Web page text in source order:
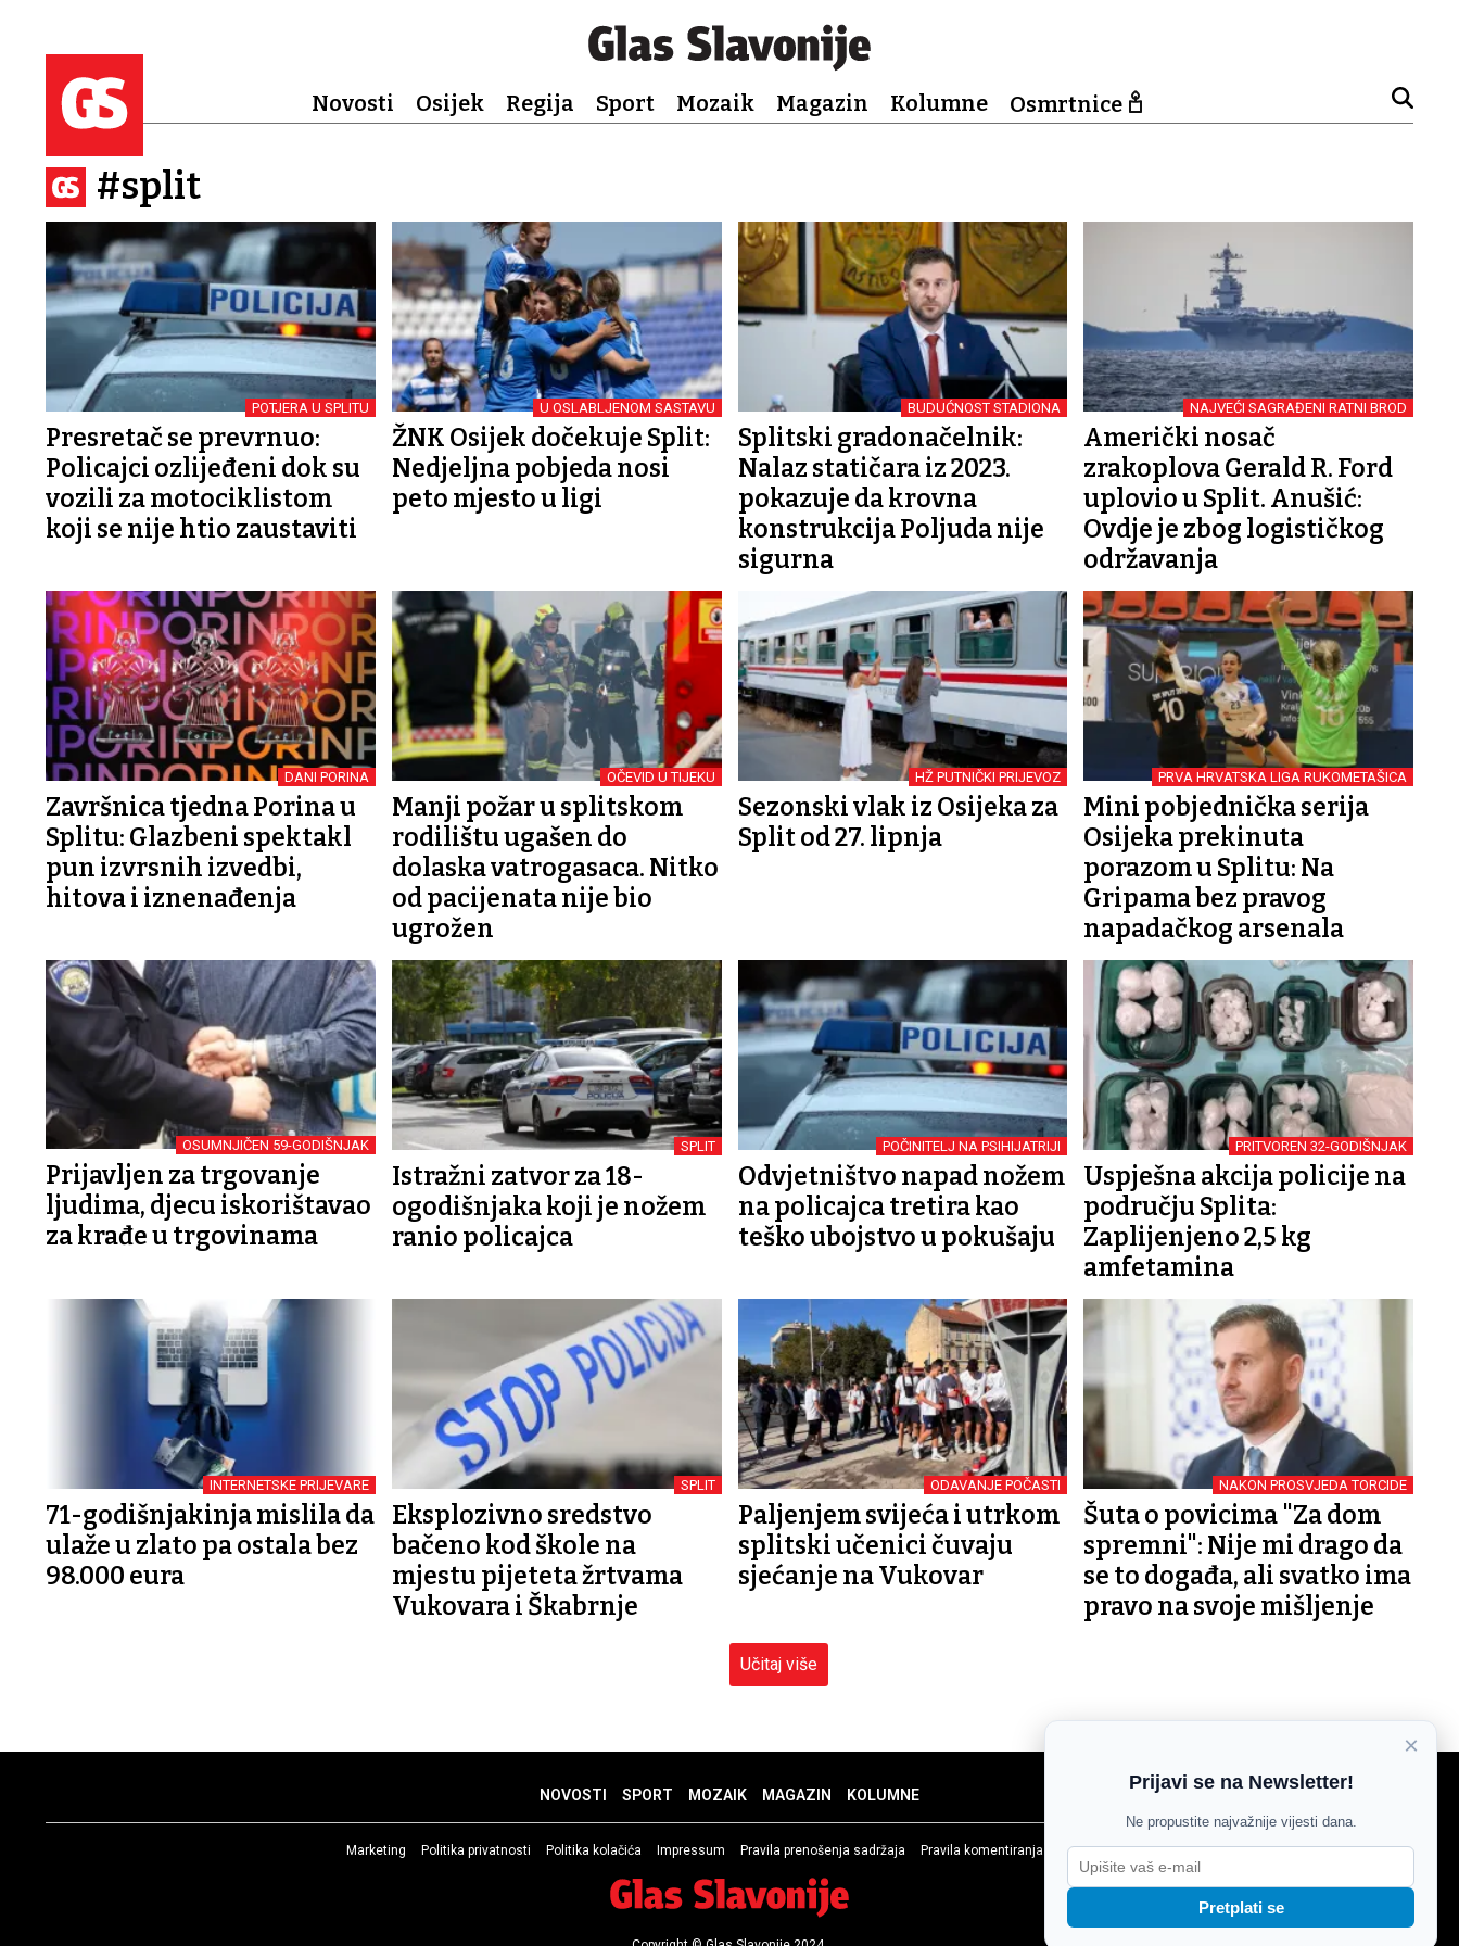
Novosti Osijek Regija Sport Mozaik Magazin Kolumne Osmrtnice
#split
POTJERA U SPLITU
Presretač se prevrnuo:
Policajci ozlijeđeni dok su
vozili za motociklistom
koji se nije htio zaustaviti
U OSLABLJENOM SASTAVU
ŽNK Osijek dočekuje Split:
Nedjeljna pobjeda nosi
peto mjesto u ligi
BUDUĆNOST STADIONA
Splitski gradonačelnik:
Nalaz statičara iz 2023.
pokazuje da krovna
konstrukcija Poljuda nije
sigurna
NAJVEĆI SAGRAĐENI RATNI BROD
Američki nosač
zrakoplova Gerald R. Ford
uplovio u Split. Anušić:
Ovdje je zbog logističkog
održavanja
DANI PORINA
Završnica tjedna Porina u
Splitu: Glazbeni spektakl
pun izvrsnih izvedbi,
hitova i iznenađenja
OČEVID U TIJEKU
Manji požar u splitskom
rodilištu ugašen do
dolaska vatrogasaca. Nitko
od pacijenata nije bio
ugrožen
HŽ PUTNIČKI PRIJEVOZ
Sezonski vlak iz Osijeka za
Split od 27. lipnja
PRVA HRVATSKA LIGA RUKOMETAŠICA
Mini pobjednička serija
Osijeka prekinuta
porazom u Splitu: Na
Gripama bez pravog
napadačkog arsenala
OSUMNJIČEN 59-GODIŠNJAK
Prijavljen za trgovanje
ljudima, djecu iskorištavao
za krađe u trgovinama
SPLIT
Istražni zatvor za 18-
ogodišnjaka koji je nožem
ranio policajca
POČINITELJ NA PSIHIJATRIJI
Odvjetništvo napad nožem
na policajca tretira kao
teško ubojstvo u pokušaju
PRITVOREN 32-GODIŠNJAK
Uspješna akcija policije na
području Splita:
Zaplijenjeno 2,5 kg
amfetamina
INTERNETSKE PRIJEVARE
71-godišnjakinja mislila da
ulaže u zlato pa ostala bez
98.000 eura
SPLIT
Eksplozivno sredstvo
bačeno kod škole na
mjestu pijeteta žrtvama
Vukovara i Škabrnje
ODAVANJE POČASTI
Paljenjem svijeća i utrkom
splitski učenici čuvaju
sjećanje na Vukovar
NAKON PROSVJEDA TORCIDE
Šuta o povicima "Za dom
spremni": Nije mi drago da
se to događa, ali svatko ima
pravo na svoje mišljenje
Učitaj više
NOVOSTI SPORT MOZAIK MAGAZIN KOLUMNE
Marketing Politika privatnosti Politika kolačića Impressum Pravila prenošenja sadržaja Pravila komentiranja Agroglas
×
Prijavi se na Newsletter!
Ne propustite najvažnije vijesti dana.
Pretplati se